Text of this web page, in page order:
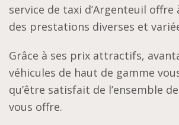
service de taxi d’Argenteuil offre
des prestations diverses et
Grâce à ses prix attractifs,
véhicules de haut de gamme
qu’être satisfait de l’ensemble
vous offre.